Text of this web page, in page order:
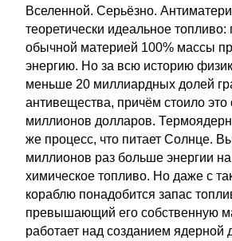
Вселенной. Серьёзно.
теоретически идеальное топливо:
обычной материей 100% массы
энергию. Но за всю историю
меньше 20 миллиардных долей
антивещества, причём стоило это
миллионов долларов.
же процесс, что питает Солнце.
миллионов раз больше энергии
химическое топливо. Но даже с
кораблю понадобится запас
превышающий его собственную
работает над созданием ядерной